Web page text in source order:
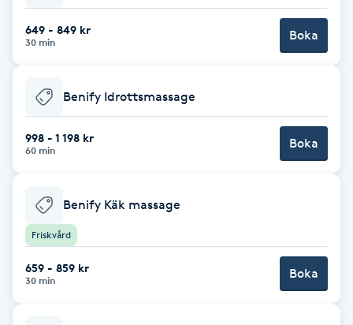
Face framing
Fet hårbotten
Fibromassage
Fillers
Fotmassage
649 - 849 kr
30 min Boka
Benify Idrottsmassage
998 - 1 198 kr
60 min Boka
Benify Käk massage
Friskvård
659 - 859 kr
30 min Boka